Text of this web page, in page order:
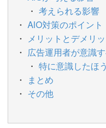
考えられる影響
AIO対策のポイント
メリットとデメリ
広告運用者が意識
特に意識したほ
まとめ
その他